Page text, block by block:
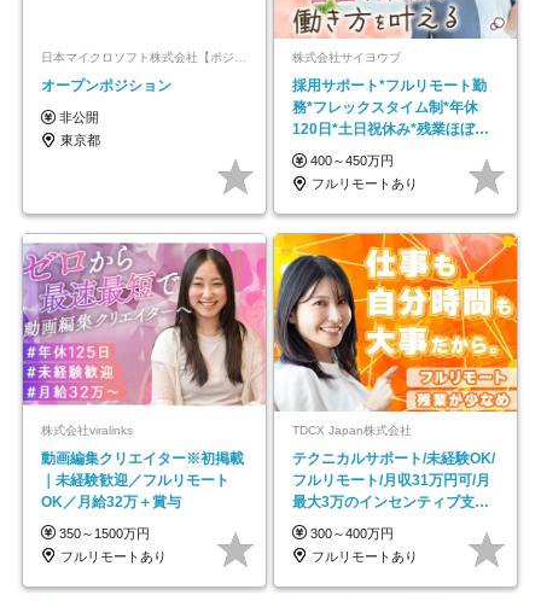
日本マイクロソフト株式会社【ポジションマッチ登録】
オープンポジション
非公開
東京都
株式会社サイヨウブ
採用サポート*フルリモート勤
務*フレックスタイム制*年休
120日*土日祝休み*残業ほぼな
し*育児中社員8割以上
400～450万円
フルリモートあり
株式会社viralinks
動画編集クリエイター※初掲載
｜未経験歓迎／フルリモート
OK／月給32万＋賞与
350～1500万円
フルリモートあり
TDCX Japan株式会社
テクニカルサポート/未経験OK/
フルリモート/月収31万円可/月
最大3万のインセンティブ支給/
平均年齢33歳
300～400万円
フルリモートあり